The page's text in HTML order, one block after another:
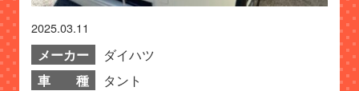
2025.03.11
メーカー
ダイハツ
車 種
タント